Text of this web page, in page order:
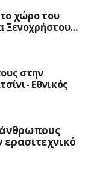
χώρο του
Ξενοχρήστου…
στην
Εθνικός